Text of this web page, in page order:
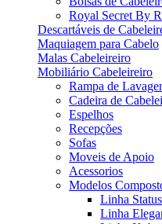
Royal Secret By
Descartáveis de
Maquiagem para Cabelo
Malas Cabeleireiro
Mobiliário Cabeleireiro
Rampa de
Cadeira de
Espelhos
Recepções
Sofas
Moveis de Apoio
Acessorios
Modelos
Linha Status
Linha